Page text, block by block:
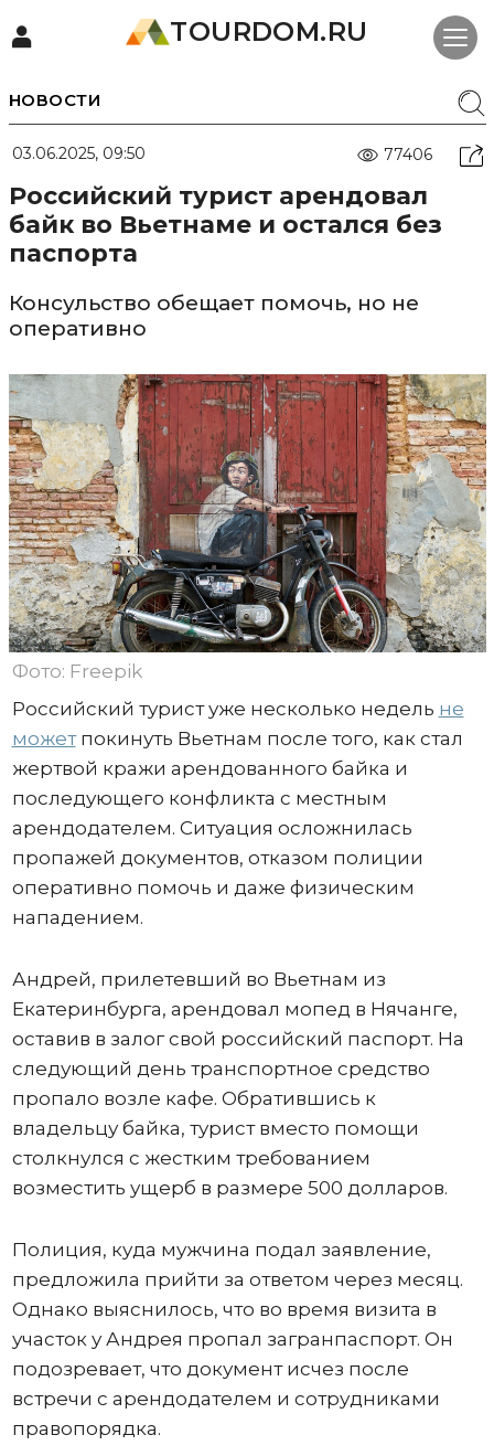
TOURDOM.RU
НОВОСТИ
03.06.2025, 09:50 77406
Российский турист арендовал
байк во Вьетнаме и остался без
паспорта
Консульство обещает помочь, но не
оперативно
Фото: Freepik
Российский турист уже несколько недель не
можетпокинуть Вьетнам после того, как стал
жертвой кражи арендованного байка и
последующего конфликта с местным
арендодателем. Ситуация осложнилась
пропажей документов, отказом полиции
оперативно помочь и даже физическим
нападением.
Андрей, прилетевший во Вьетнам из
Екатеринбурга, арендовал мопед в Нячанге,
оставив в залог свой российский паспорт. На
следующий день транспортное средство
пропало возле кафе. Обратившись к
владельцу байка, турист вместо помощи
столкнулся с жестким требованием
возместить ущерб в размере 500 долларов.
Полиция, куда мужчина подал заявление,
предложила прийти за ответом через месяц.
Однако выяснилось, что во время визита в
участок у Андрея пропал загранпаспорт. Он
подозревает, что документ исчез после
встречи с арендодателем и сотрудниками
правопорядка.